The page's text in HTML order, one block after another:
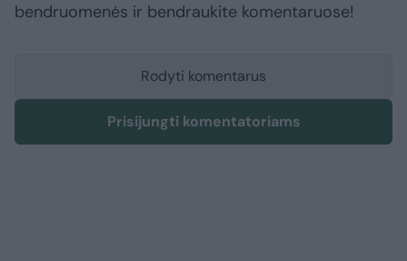
bendruomenės ir bendraukite komentaruose!
Rodyti komentarus
Prisijungti komentatoriams